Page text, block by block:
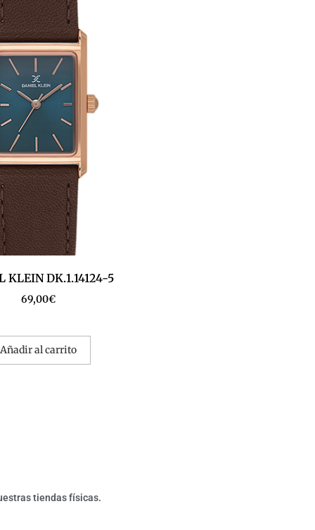
KLEIN DK.1.14124-5
69,00€
Añadir al carrito
tiendas físicas.